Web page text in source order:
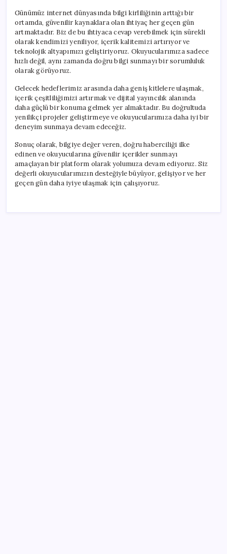
Günümüz internet dünyasında bilgi kirliliğinin arttığı bir
ortamda, güvenilir kaynaklara olan ihtiyaç her geçen gün
artmaktadır. Biz de bu ihtiyaca cevap verebilmek için sürekli
olarak kendimizi yeniliyor, içerik kalitemizi artırıyor ve
teknolojik altyapımızı geliştiriyoruz. Okuyucularımıza sadece
hızlı değil, aynı zamanda doğru bilgi sunmayı bir sorumluluk
olarak görüyoruz.
Gelecek hedeflerimiz arasında daha geniş kitlelere ulaşmak,
içerik çeşitliliğimizi artırmak ve dijital yayıncılık alanında
daha güçlü bir konuma gelmek yer almaktadır. Bu doğrultuda
yenilikçi projeler geliştirmeye ve okuyucularımıza daha iyi bir
deneyim sunmaya devam edeceğiz.
Sonuç olarak, bilgiye değer veren, doğru haberciliği ilke
edinen ve okuyucularına güvenilir içerikler sunmayı
amaçlayan bir platform olarak yolumuza devam ediyoruz. Siz
değerli okuyucularımızın desteğiyle büyüyor, gelişiyor ve her
geçen gün daha iyiye ulaşmak için çalışıyoruz.